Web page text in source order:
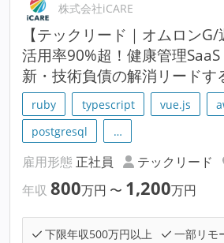
株式会社iCARE
【テックリード｜オムロン
活用率90%超！健康管理
新・技術負債の解消リードす
ruby typescript vue.js
postgresql
…
雇用形態 正社員 テックリード
年収 800万円 〜 1,200万円
下限年収500万円以上
一部リモ